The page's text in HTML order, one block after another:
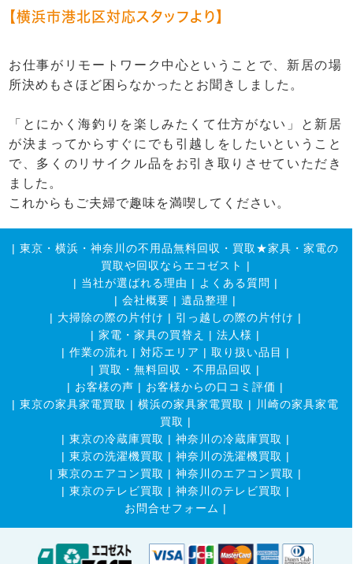
【横浜市港北区対応スタッフより】
お仕事がリモートワーク中心ということで、新居の場
所決めもさほど困らなかったとお聞きしました。
「とにかく海釣りを楽しみたくて仕方がない」と新居
が決まってからすぐにでも引越しをしたいということ
で、多くのリサイクル品をお引き取りさせていただき
ました。
これからもご夫婦で趣味を満喫してください。
| 東京・横浜・神奈川の不用品無料回収・買取★家具・家電の
買取や回収ならエコゼスト
|
| 当社が選ばれる理由 | よくある質問 |
| 会社概要 | 遺品整理 |
| 大掃除の際の片付け | 引っ越しの際の片付け |
| 家電・家具の買替え | 法人様 |
| 作業の流れ | 対応エリア | 取り扱い品目
|
| 買取・無料回収・不用品回収 |
| お客様の声 | お客様からの口コミ評価 |
| 東京の家具家電買取 | 横浜の家具家電買取 |
川崎の家具家電
買取 |
| 東京の冷蔵庫買取 | 神奈川の冷蔵庫買取 |
| 東京の洗濯機買取 | 神奈川の洗濯機買取 |
| 東京のエアコン買取 | 神奈川のエアコン買取 |
| 東京のテレビ買取 | 神奈川のテレビ買取 |
お問合せフォーム |